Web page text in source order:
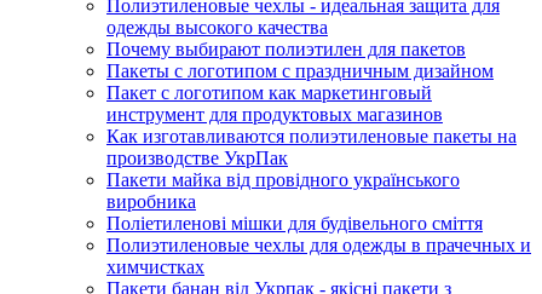
Полиэтиленовые чехлы - идеальная защита для
одежды высокого качества
Почему выбирают полиэтилен для пакетов
Пакеты с логотипом с праздничным дизайном
Пакет с логотипом как маркетинговый
инструмент для продуктовых магазинов
Как изготавливаются полиэтиленовые пакеты на
производстве УкрПак
Пакети майка від провідного українського
виробника
Поліетиленові мішки для будівельного сміття
Полиэтиленовые чехлы для одежды в прачечных и
химчистках
Пакети банан від Укрпак - якісні пакети з